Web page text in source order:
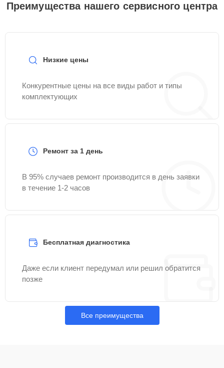
Преимущества нашего сервисного центра
Низкие цены
Конкурентные цены на все виды работ и типы
комплектующих
Ремонт за 1 день
В 95% случаев ремонт производится в день заявки
в течение 1-2 часов
Бесплатная диагностика
Даже если клиент передумал или решил обратится
позже
Все преимущества